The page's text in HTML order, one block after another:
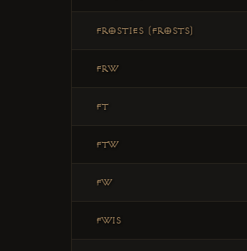
FROSTIES (FROSTS)
FRW
FT
FTW
FW
FWIS